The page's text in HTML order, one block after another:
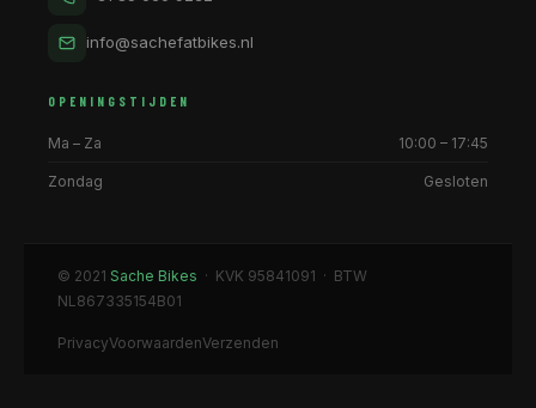
info@sachefatbikes.nl
OPENINGSTIJDEN
Ma – Za 10:00 – 17:45
Zondag Gesloten
© 2021 Sache Bikes · KVK 95841091 · BTW
NL867335154B01
PrivacyVoorwaardenVerzenden